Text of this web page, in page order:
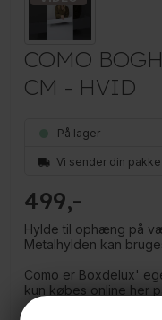
COMO
CM - HVID
På lager
Vi sender din pakke
499
Hylde til ophæng på
Metalhylden kan
Como er Boxdelux'
kun købes online her